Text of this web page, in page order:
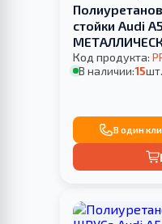
стойки Audi
Код продукта:
В наличии:15шт.
В один